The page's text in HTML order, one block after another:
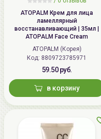
ATOPALM Крем для лица
ламеллярный
восстанавливающий | 35мл |
ATOPALM Face Cream
ATOPALM (Корея)
Код: 8809723785971
59.50 руб.
в корзину